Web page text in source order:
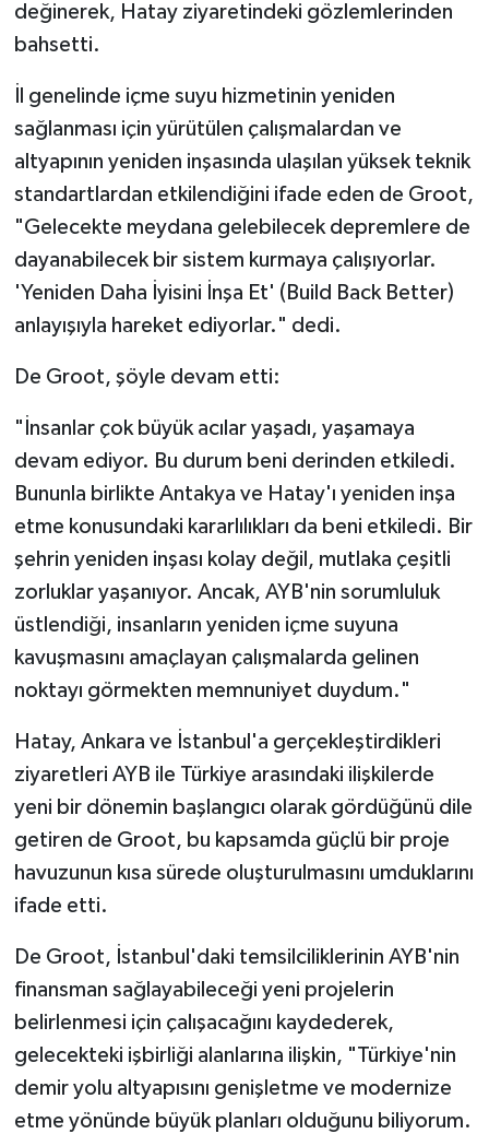
değinerek, Hatay ziyaretindeki gözlemlerinden
bahsetti.
İl genelinde içme suyu hizmetinin yeniden
sağlanması için yürütülen çalışmalardan ve
altyapının yeniden inşasında ulaşılan yüksek teknik
standartlardan etkilendiğini ifade eden de Groot,
"Gelecekte meydana gelebilecek depremlere de
dayanabilecek bir sistem kurmaya çalışıyorlar.
'Yeniden Daha İyisini İnşa Et' (Build Back Better)
anlayışıyla hareket ediyorlar." dedi.
De Groot, şöyle devam etti:
"İnsanlar çok büyük acılar yaşadı, yaşamaya
devam ediyor. Bu durum beni derinden etkiledi.
Bununla birlikte Antakya ve Hatay'ı yeniden inşa
etme konusundaki kararlılıkları da beni etkiledi. Bir
şehrin yeniden inşası kolay değil, mutlaka çeşitli
zorluklar yaşanıyor. Ancak, AYB'nin sorumluluk
üstlendiği, insanların yeniden içme suyuna
kavuşmasını amaçlayan çalışmalarda gelinen
noktayı görmekten memnuniyet duydum."
Hatay, Ankara ve İstanbul'a gerçekleştirdikleri
ziyaretleri AYB ile Türkiye arasındaki ilişkilerde
yeni bir dönemin başlangıcı olarak gördüğünü dile
getiren de Groot, bu kapsamda güçlü bir proje
havuzunun kısa sürede oluşturulmasını umduklarını
ifade etti.
De Groot, İstanbul'daki temsilciliklerinin AYB'nin
finansman sağlayabileceği yeni projelerin
belirlenmesi için çalışacağını kaydederek,
gelecekteki işbirliği alanlarına ilişkin, "Türkiye'nin
demir yolu altyapısını genişletme ve modernize
etme yönünde büyük planları olduğunu biliyorum.